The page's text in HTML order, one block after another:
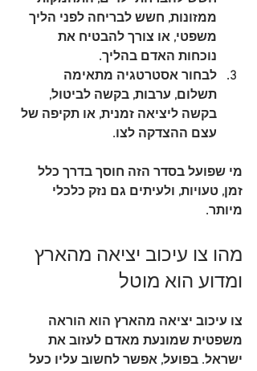
ממזונות, חשש לבריחה לפני הליך
משפטי, או צורך להבטיח את
נוכחות האדם בהליך.
לבחור אסטרטגיה מתאימה
תשלום, ערבות, בקשה לביטול,
בקשה ליציאה זמנית, או תקיפה של
עצם ההצדקה לצו.
מי שפועל בסדר הזה חוסך בדרך כלל
זמן, טעויות, ולעיתים גם נזק כלכלי
מיותר.
מהו צו עיכוב יציאה מהארץ
ומדוע הוא מוטל
צו עיכוב יציאה מהארץ הוא הוראה
משפטית שמונעת מאדם לעזוב את
ישראל. בפועל, אפשר לחשוב עליו כעל